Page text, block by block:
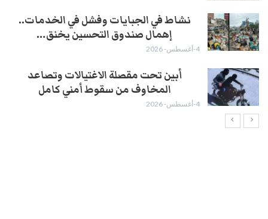
نشاط في الجبايات وفشل في الخدمات..
إهمال صندوق التحسين يخنق…
4-أغسطس- 2026
أبين تحت مقصلة الاغتيالات وتصاعد
المخاوف من سقوط أمني كامل
4-أغسطس- 2026